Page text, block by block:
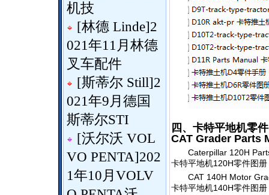
机技
[林德 Linde]2
021年11月林德
叉车配件
[斯蒂尔 Still]2
021年9月德国
斯蒂尔STI
[沃尔沃 VOL
VO PENTA]202
1年10月VOLV
四、卡特平地机零
CAT Grader Parts
Caterpillar 120H
卡特平地机120H零件图册
CAT 140H Motor
卡特平地机140H零件图